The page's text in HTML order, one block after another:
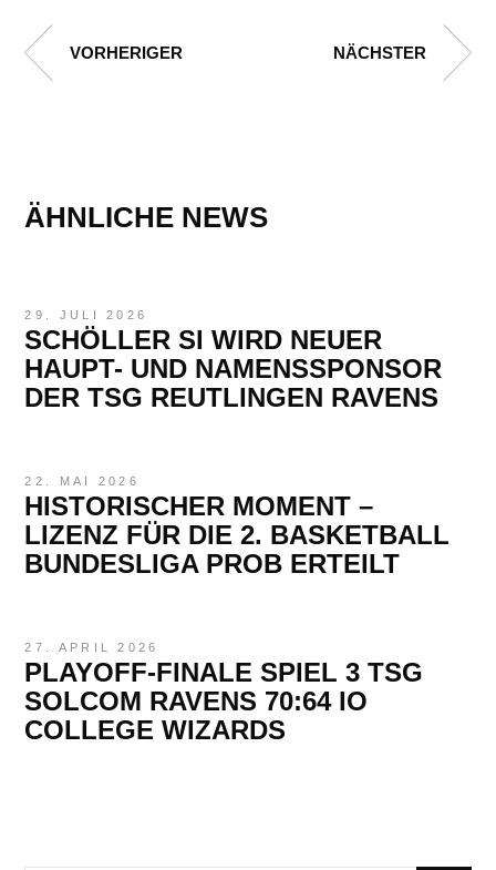
VORHERIGER NÄCHSTER
ÄHNLICHE NEWS
29. JULI 2026
SCHÖLLER SI WIRD NEUER
HAUPT- UND NAMENSSPONSOR
DER TSG REUTLINGEN RAVENS
22. MAI 2026
HISTORISCHER MOMENT –
LIZENZ FÜR DIE 2. BASKETBALL
BUNDESLIGA PROB ERTEILT
27. APRIL 2026
PLAYOFF-FINALE SPIEL 3 TSG
SOLCOM RAVENS 70:64 IO
COLLEGE WIZARDS